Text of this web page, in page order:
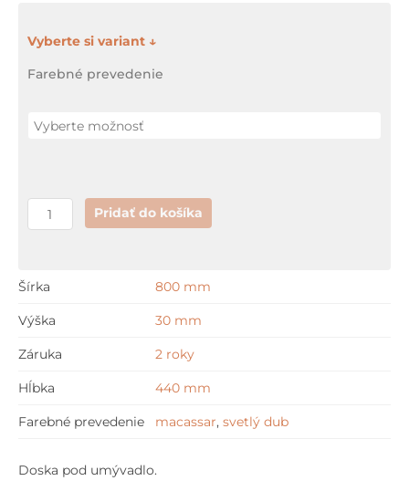
Farebné prevedenie
množstvo
PALOMBA
SET
Pridať do košíka
Šírka 800 mm
Výška 30 mm
Záruka 2 roky
Hĺbka 440 mm
Farebné prevedenie macassar, svetlý dub
Doska pod umývadlo.